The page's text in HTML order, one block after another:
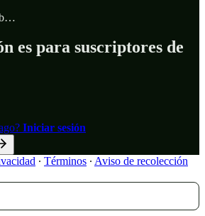
es para suscriptores de
Iniciar sesión
∙ Términos ∙ Aviso de recolección